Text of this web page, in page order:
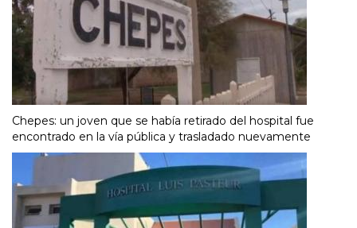
Chepes: un joven que se había retirado del hospital fue
encontrado en la vía pública y trasladado nuevamente